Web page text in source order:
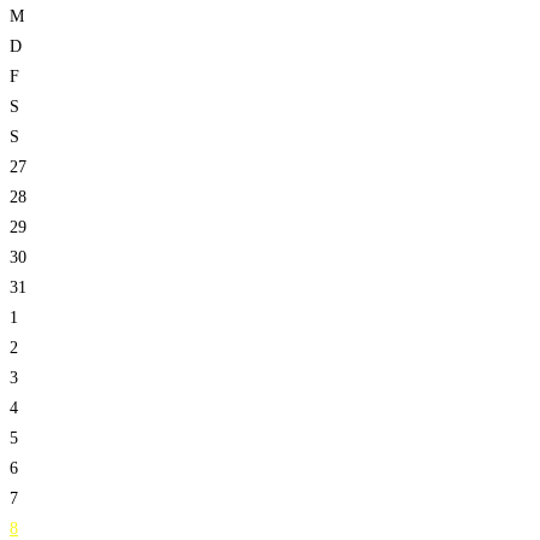
M
D
F
S
S
27
28
29
30
31
1
2
3
4
5
6
7
8